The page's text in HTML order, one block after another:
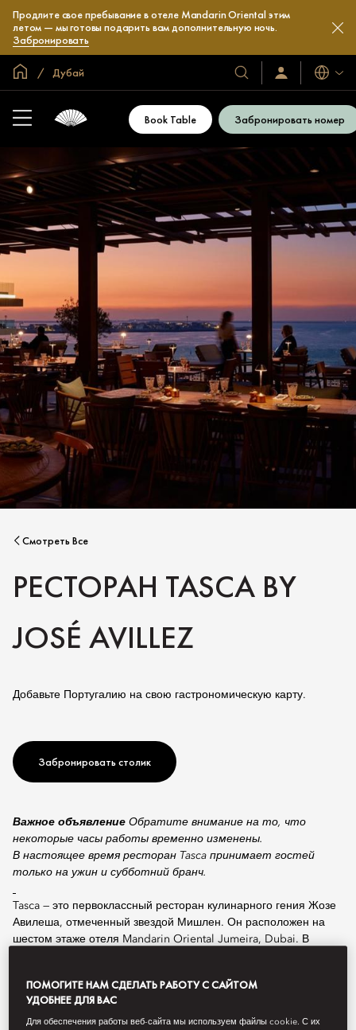
Продлите свое пребывание в отеле Mandarin Oriental этим
летом — мы готовы подарить вам дополнительную ночь.
Забронировать
ГлавнаяДубай
Наши
отели
курорты
Войти/
Языки
Book Table Забронировать номер
Смотреть Все
РЕСТОРАН TASCA BY
JOSÉ AVILLEZ
Добавьте Португалию на свою гастрономическую карту.
Забронировать столик
Важное объявление Обратите внимание на то, что
некоторые часы работы временно изменены.
В настоящее время ресторан Tasca принимает гостей
только на ужин и субботний бранч.
Tasca — это первоклассный ресторан кулинарного гения Жозе
Авилеша, отмеченный звездой Мишлен. Он расположен на
шестом этаже отеля Mandarin Oriental Jumeira, Dubai. В
знаменитый мишленовский Belcanto и прочие именитые
рестораны в Португалии, открыл за границей.
ПОМОГИТЕ НАМ СДЕЛАТЬ РАБОТУ С САЙТОМ
УДОБНЕЕ ДЛЯ ВАС
Для обеспечения работы веб-сайта мы используем файлы cookie. С их